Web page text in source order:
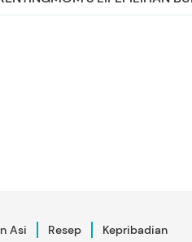
Asi Resep Kepribadian